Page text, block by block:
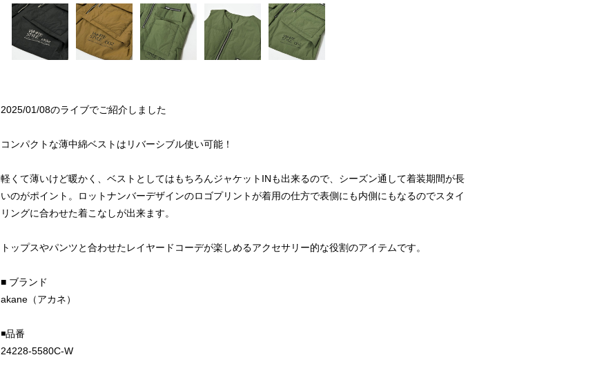
2025/01/08のライブでご紹介しました
コンパクトな薄中綿ベストはリバーシブル使い可能！
軽くて薄いけど暖かく、ベストとしてはもちろんジャケットINも出来るので、シーズン通して着装期間が長
いのがポイント。ロットナンバーデザインのロゴプリントが着用の仕方で表側にも内側にもなるのでスタイ
リングに合わせた着こなしが出来ます。
トップスやパンツと合わせたレイヤードコーデが楽しめるアクセサリー的な役割のアイテムです。
■ ブランド
akane（アカネ）
◾️品番
24228-5580C-W